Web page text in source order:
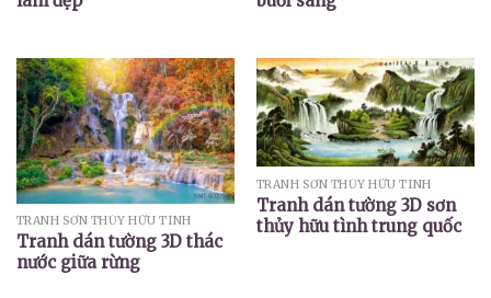
TRANH SƠN THỦY HỮU TÌNH
Tranh dán tường 3D thác
nước giữa rừng
TRANH SƠN THỦY HỮU TÌNH
Tranh dán tường 3D sơn
thủy hữu tình trung quốc